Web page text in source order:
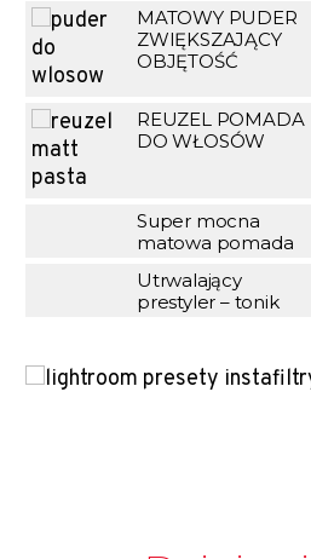
MATOWY PUDER
ZWIĘKSZAJĄCY
OBJĘTOŚĆ
REUZEL POMADA
DO WŁOSÓW
Super mocna
matowa pomada
Utrwalający
prestyler – tonik